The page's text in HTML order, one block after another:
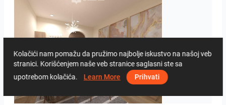
PIKA_DINING_AREA
Kolačići nam pomažu da pružimo najbolje iskustvo na našoj veb
stranici. Korišćenjem naše veb stranice saglasni ste sa
upotrebom kolačića. Learn More Prihvati